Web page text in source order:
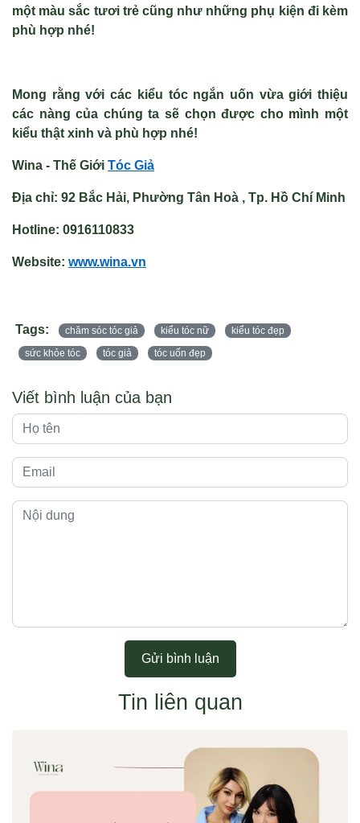
một màu sắc tươi trẻ cũng như những phụ kiện đi kèm
phù hợp nhé!
Mong rằng vớicác kiểu tóc ngắn uốn vừa giới thiệu
các nàng của chúng ta sẽ chọn được cho mình một
kiểu thật xinh và phù hợp nhé!
Wina - Thế Giới Tóc Giả
Địa chỉ: 92 Bắc Hải, Phường Tân Hoà , Tp. Hồ Chí Minh
Hotline: 0916110833
Website: www.wina.vn
Tags: chăm sóc tóc giả kiểu tóc nữ
kiểu tóc đẹp
sức khỏe tóc
tóc giả tóc uốn đẹp
Viết bình luận của bạn
Gửi bình luận
Tin liên quan